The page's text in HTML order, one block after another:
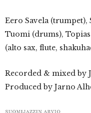
Eero Savela (trumpet),
Tuomi (drums),
(alto sax, flute,
Recorded & mixed by
Produced by Jarno